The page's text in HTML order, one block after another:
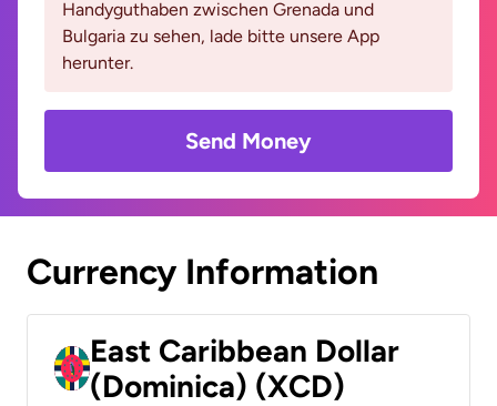
Handyguthaben zwischen Grenada und
Bulgaria zu sehen, lade bitte unsere App
herunter.
Send Money
Currency Information
East Caribbean Dollar
(Dominica) (XCD)